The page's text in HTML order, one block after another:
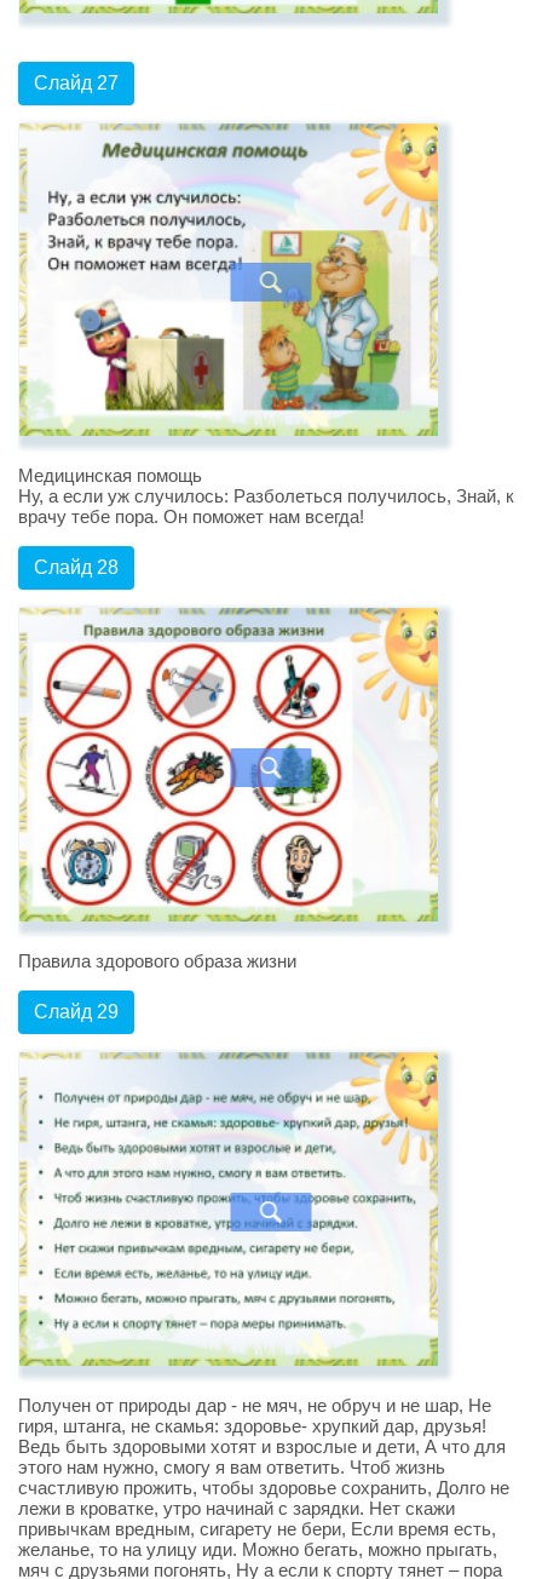
Слайд 27
Медицинская помощь
Ну, а если уж случилось: Разболеться получилось, Знай, к
врачу тебе пора. Он поможет нам всегда!
Слайд 28
Правила здорового образа жизни
Слайд 29
Получен от природы дар - не мяч, не обруч и не шар, Не
гиря, штанга, не скамья: здоровье- хрупкий дар, друзья!
Ведь быть здоровыми хотят и взрослые и дети, А что для
этого нам нужно, смогу я вам ответить. Чтоб жизнь
счастливую прожить, чтобы здоровье сохранить, Долго не
лежи в кроватке, утро начинай с зарядки. Нет скажи
привычкам вредным, сигарету не бери, Если время есть,
желанье, то на улицу иди. Можно бегать, можно прыгать,
мяч с друзьями погонять, Ну а если к спорту тянет – пора